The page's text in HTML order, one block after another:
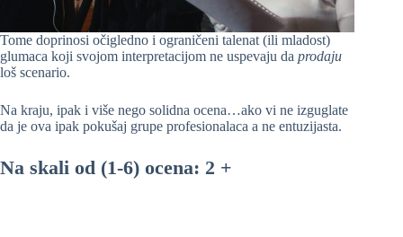
Tome doprinosi očigledno i ograničeni talenat (ili mladost)
glumaca koji svojom interpretacijom ne uspevaju da prodaju
loš scenario.
Na kraju, ipak i više nego solidna ocena…ako vi ne izguglate
da je ova ipak pokušaj grupe profesionalaca a ne entuzijasta.
Na skali od (1-6) ocena: 2 +